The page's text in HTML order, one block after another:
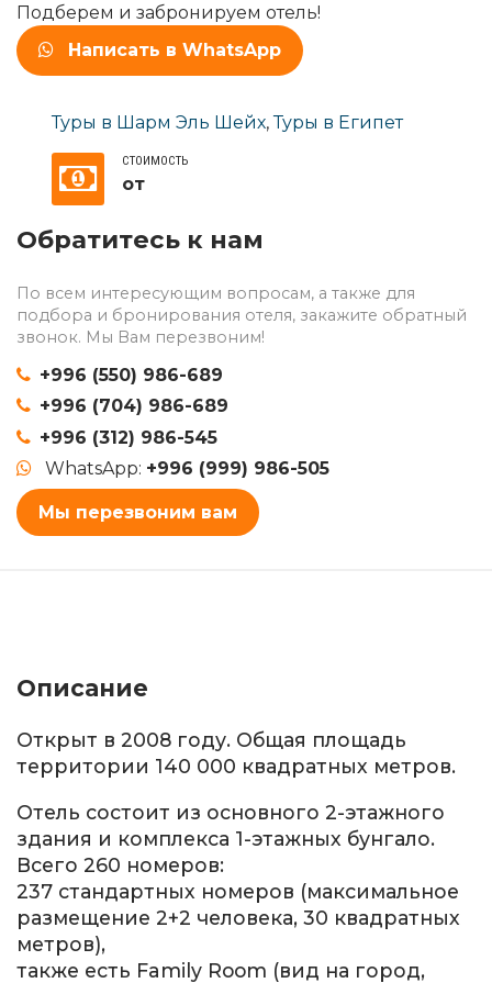
Подберем и забронируем отель!
Написать в WhatsApp
Туры в Шарм Эль Шейх,Туры в Египет
СТОИМОСТЬ
от
Обратитесь к нам
По всем интересующим вопросам, а также для
подбора и бронирования отеля, закажите обратный
звонок. Мы Вам перезвоним!
+996 (550) 986-689
+996 (704) 986-689
+996 (312) 986-545
WhatsApp: +996 (999) 986-505
Мы перезвоним вам
Описание
Открыт в 2008 году. Общая площадь
территории 140 000 квадратных метров.
Отель состоит из основного 2-этажного
здания и комплекса 1-этажных бунгало.
Всего 260 номеров:
237 стандартных номеров (максимальное
размещение 2+2 человека, 30 квадратных
метров),
также есть Family Room (вид на город,